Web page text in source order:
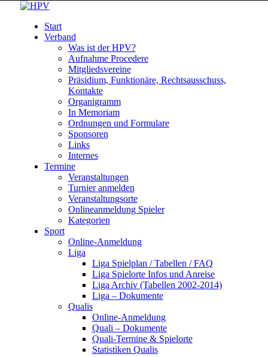
Start
Verband
Was ist der HPV?
Aufnahme Procedere
Mitgliedsvereine
Präsidium, Funktionäre, Rechtsausschuss,
Kontakte
Organigramm
In Memoriam
Ordnungen und Formulare
Sponsoren
Links
Internes
Termine
Veranstaltungen
Turnier anmelden
Veranstaltungsorte
Onlineanmeldung Spieler
Kategorien
Sport
Online-Anmeldung
Liga
Liga Spielplan / Tabellen / FAQ
Liga Spielorte Infos und Anreise
Liga Archiv (Tabellen 2002-2014)
Liga – Dokumente
Qualis
Online-Anmeldung
Quali – Dokumente
Quali-Termine & Spielorte
Statistiken Qualis